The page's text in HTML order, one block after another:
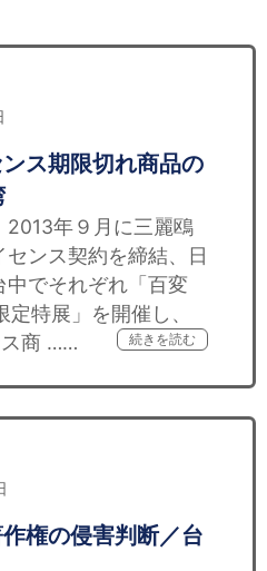
ス期限切れ商品の
年９月に三麗鴎
センス契約を締結、日
でそれぞれ「百変
特展」を開催し、
ス商 ……
続きを読む
権の侵害判断／台